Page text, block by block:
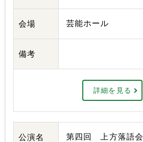
会場 芸能ホール
備考
詳細を見る
公演名 第四回 上方落語会